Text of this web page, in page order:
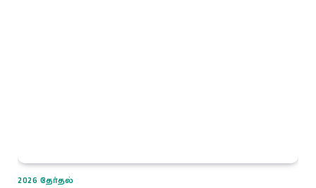
2026 தேர்தல்